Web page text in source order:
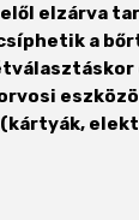
elzárva
a